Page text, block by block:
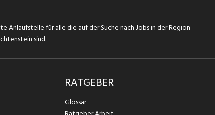
Anlaufstelle für alle die auf der Suche nach Jobs in der Region
sind.
RATGEBER
Glossar